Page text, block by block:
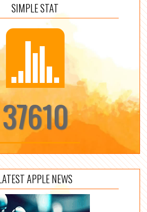
SIMPLE STAT
37610
APPLE NEWS